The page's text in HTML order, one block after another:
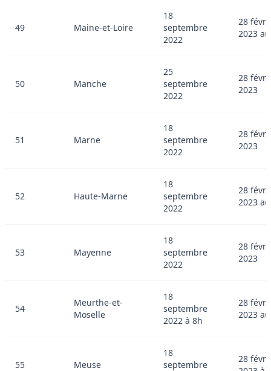
49 Maine-et-Loire
18
septembre
2022
28
2023
50 Manche
25
septembre
2022
28
2023
51 Marne
18
septembre
2022
28
2023
52 Haute-Marne
18
septembre
2022
28
2023
53 Mayenne
18
septembre
2022
28
2023
54
Meurthe-et-
Moselle
18
septembre
2022 à 8h
28
2023
55 Meuse
18
septembre
28